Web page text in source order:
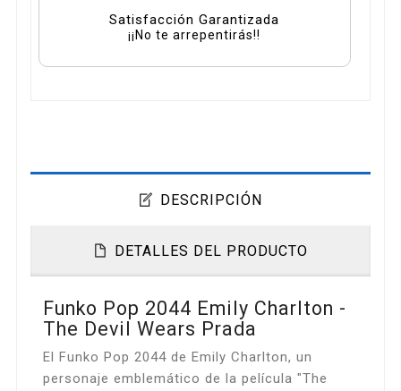
Satisfacción Garantizada
¡¡No te arrepentirás!!
DESCRIPCIÓN
DETALLES DEL PRODUCTO
Funko Pop 2044 Emily Charlton -
The Devil Wears Prada
El Funko Pop 2044 de Emily Charlton, un
personaje emblemático de la película "The